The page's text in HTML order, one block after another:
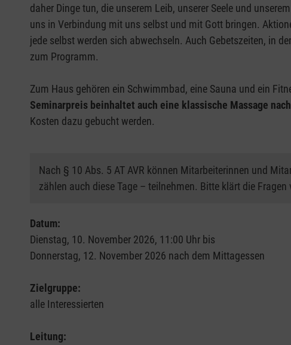
daher Dinge tun, die unserem Leib, unserer Seele und
uns in Verbindung mit uns selbst und mit Gott bringen.
jede selbst werden sich abwechseln. Auch Gebetszeiten, in
zum Programm.
Zum Haus gehören ein Schwimmbad, eine Sauna und ein
Seminarpreis beinhaltet auch eine klassische Massage
Kosten dazu gebucht werden.
Nach § 10 Abs. 5 AT AVR können Mitarbeiterinnen und
zählen auch diese Tage – teilnehmen. Bitte klärt die
Datum:
Dienstag, 10. November 2026, 11:00 Uhr bis
Donnerstag, 12. November 2026 nach dem Mittagessen
Zielgruppe:
alle Interessierten
Leitung: